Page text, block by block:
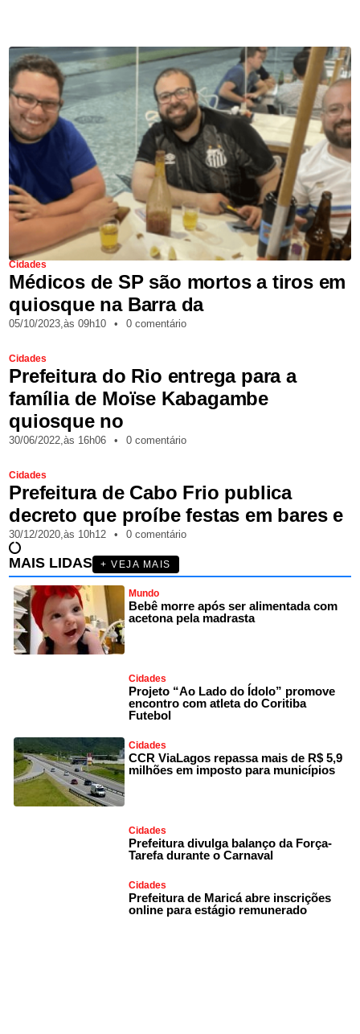
Cidades
Médicos de SP são mortos a tiros em
quiosque na Barra da
05/10/2023,às 09h10 • 0 comentário
Cidades
Prefeitura do Rio entrega para a
família de Moïse Kabagambe
quiosque no
30/06/2022,às 16h06 • 0 comentário
Cidades
Prefeitura de Cabo Frio publica
decreto que proíbe festas em bares e
30/12/2020,às 10h12 • 0 comentário
MAIS LIDAS + VEJA MAIS
Mundo
Bebê morre após ser alimentada com
acetona pela madrasta
Cidades
Projeto “Ao Lado do Ídolo” promove
encontro com atleta do Coritiba
Futebol
Cidades
CCR ViaLagos repassa mais de R$ 5,9
milhões em imposto para municípios
Cidades
Prefeitura divulga balanço da Força-
Tarefa durante o Carnaval
Cidades
Prefeitura de Maricá abre inscrições
online para estágio remunerado